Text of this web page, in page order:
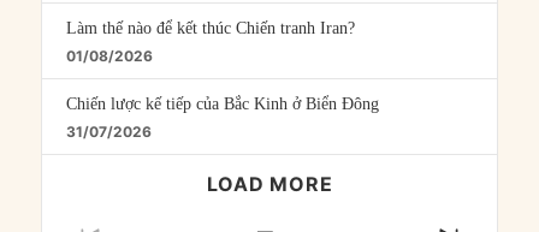
Làm thế nào để kết thúc Chiến tranh Iran?
01/08/2026
Chiến lược kế tiếp của Bắc Kinh ở Biển Đông
31/07/2026
LOAD MORE